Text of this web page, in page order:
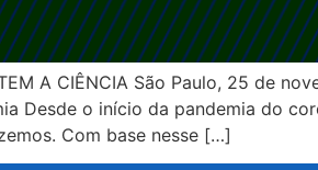
A CIÊNCIA São Paulo, 25 de
Desde o início da pandemia do
Com base nesse […]